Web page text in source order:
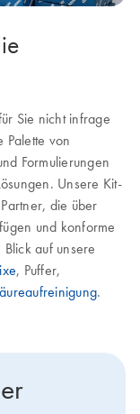
Sie nicht infrage
von
Formulierungen
Unsere Kit-
die über
und konforme
auf unsere
, Puffer,
.